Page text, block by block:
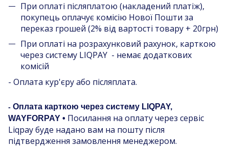
При оплаті післяплатою (накладений платіж),
покупець оплачує комісію Нової Пошти за
переказ грошей (2% від вартості товару + 20грн)
При оплаті на розрахунковий рахунок, карткою
через систему LIQPAY - немає додаткових
комісій
- Оплата кур'єру або післяплата.
- Оплата карткою через систему LIQPAY,
WAYFORPAY • Посилання на оплату через сервіс
Liqpay буде надано вам на пошту після
підтвердження замовлення менеджером.